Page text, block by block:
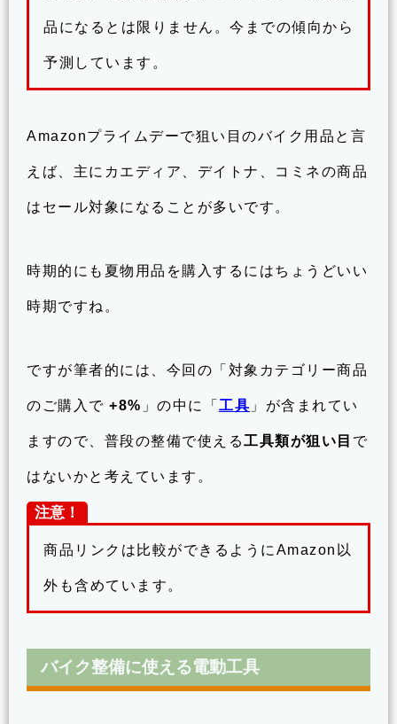
品になるとは限りません。今までの傾向から
予測しています。
Amazonプライムデーで狙い目のバイク用品と言
えば、主にカエディア、デイトナ、コミネの商品
はセール対象になることが多いです。
時期的にも夏物用品を購入するにはちょうどいい
時期ですね。
ですが筆者的には、今回の「対象カテゴリー商品
のご購入で +8% 」の中に「 工具 」が含まれてい
ますので、普段の整備で使える工具類が狙い目 で
はないかと考えています。
注意！
商品リンクは比較ができるようにAmazon以
外も含めています。
バイク整備に使える電動工具